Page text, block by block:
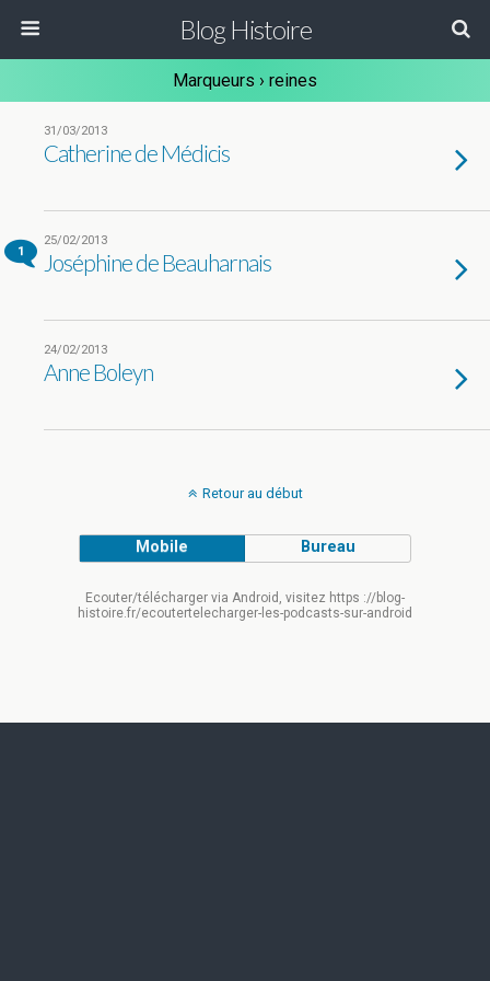
Blog Histoire
Marqueurs › reines
31/03/2013
Catherine de Médicis
1
25/02/2013
Joséphine de Beauharnais
24/02/2013
Anne Boleyn
Retour au début
Mobile Bureau
Ecouter/télécharger via Android, visitez https ://blog-
histoire.fr/ecoutertelecharger-les-podcasts-sur-android